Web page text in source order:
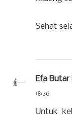
Sehat
Efa
18:36
Untuk